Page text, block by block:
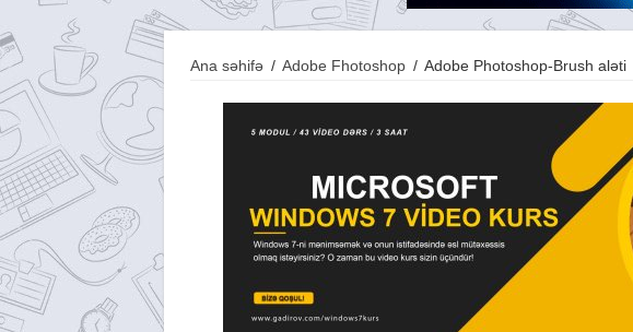
Ana səhifə / Adobe Fhotoshop / Adobe Photoshop-Brush aləti